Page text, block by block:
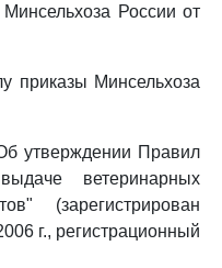
России от
приказы Минсельхоза
утверждении Правил
ветеринарных
(зарегистрирован
г., регистрационный